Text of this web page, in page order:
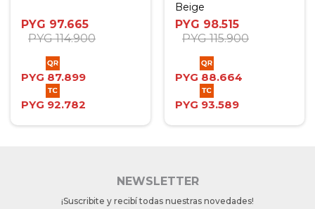
PYG 97.665
PYG 114.900
PYG 87.899
PYG 92.782
Beige
PYG 98.515
PYG 115.900
PYG 88.664
PYG 93.589
NEWSLETTER
¡Suscribite y recibí todas nuestras novedades!